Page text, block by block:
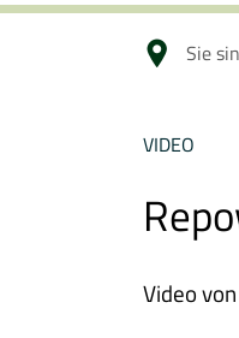
Sie
VIDEO
Video